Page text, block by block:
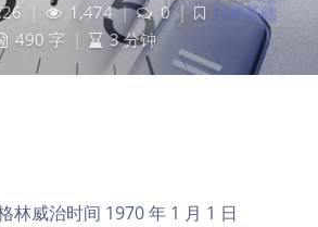
1,474 | 0 |
PHP基础
490 字
| 3 分钟
林威治时间 1970 年 1 月 1 日